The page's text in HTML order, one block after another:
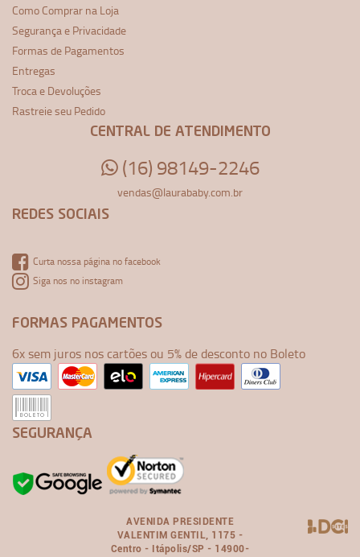
Como Comprar na Loja
Segurança e Privacidade
Formas de Pagamentos
Entregas
Troca e Devoluções
Rastreie seu Pedido
CENTRAL DE ATENDIMENTO
(16) 98149-2246
vendas@laurababy.com.br
REDES SOCIAIS
Curta nossa página no facebook
Siga nos no instagram
FORMAS PAGAMENTOS
6x sem juros nos cartões ou 5% de desconto no Boleto
SEGURANÇA
AVENIDA PRESIDENTE
VALENTIM GENTIL, 1175 -
Centro - Itápolis/SP - 14900-